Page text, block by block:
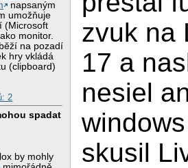
napsaným
umožňuje
(Microsoft
monitor.
na pozadí
hry vkládá
(clipboard)
2
spadat
by mohly
zvuk na
17 a
nesiel
skusil